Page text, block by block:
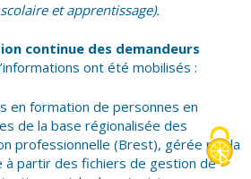
et apprentissage).
continue des demandeurs
ont été mobilisés :
en formation de personnes en
de la base régionalisée des
professionnelle (Brest), gérée par la
à partir des fichiers de gestion de